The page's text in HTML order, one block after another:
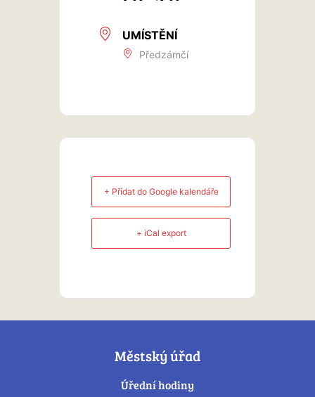
UMÍSTĚNÍ
Předzámčí
+ Přidat do Google kalendáře
+ iCal export
Městský úřad
Úřední hodiny